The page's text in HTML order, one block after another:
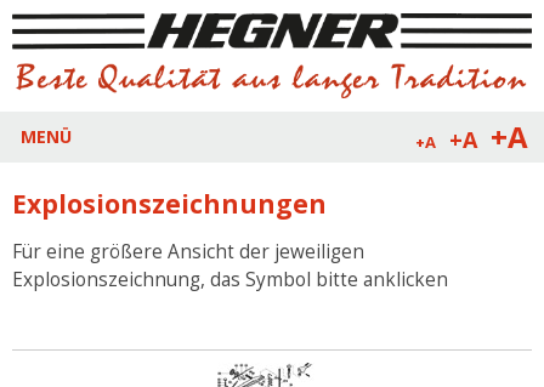
+A +A +A
MENÜ
Explosionszeichnungen
Für eine größere Ansicht der jeweiligen
Explosionszeichnung, das Symbol bitte anklicken